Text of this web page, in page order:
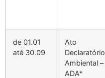
de 01.01
até 30.09
Ato
Declaratório
Ambiental –
ADA*